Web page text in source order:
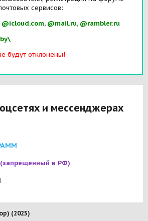
сервисов:
@mail.ru, @rambler.ru
будут отклонены!
и мессенджерах
(запрещенный в РФ)
(2025)